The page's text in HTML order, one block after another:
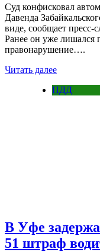
Суд конфисковал
Давенда
виде, сообщает пресс-
Ранее он уже лишался
правонарушение….
Читать далее
ПДД
В Уфе
51 штраф